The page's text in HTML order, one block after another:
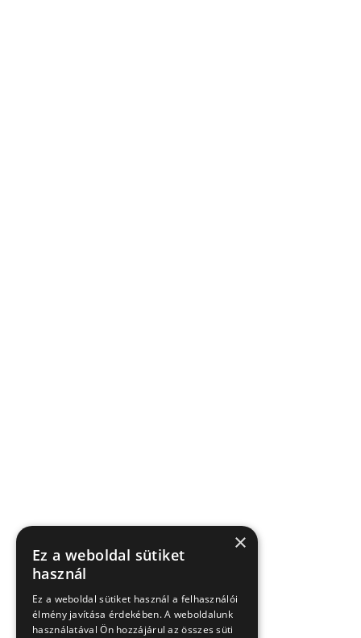
×
Ez a weboldal sütiket
használ
Ez a weboldal sütiket használ a felhasználói
élmény javítása érdekében. A weboldalunk
használatával Ön hozzájárul az összes süti